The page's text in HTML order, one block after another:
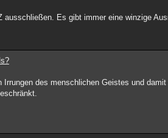
ausschließen. Es gibt immer eine winzige
Irrungen des menschlichen Geistes und